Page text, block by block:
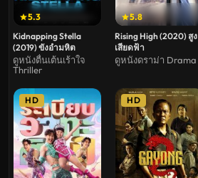
5.3
Kidnapping Stella
(2019) ขังอำมหิต
ดูหนังตื่นเต้นเร้าใจ
Thriller
5.8
Rising High (2020) สูง
เสียดฟ้า
ดูหนังดราม่า Drama
HD HD